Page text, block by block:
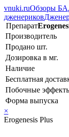
vnuki.ruОбзоры
дженериков
Препарат
Производитель
Продано шт.
Дозировка в мг.
Наличие
Бесплатная
Побочные
Форма выпуска
×
Erogenesis Plus